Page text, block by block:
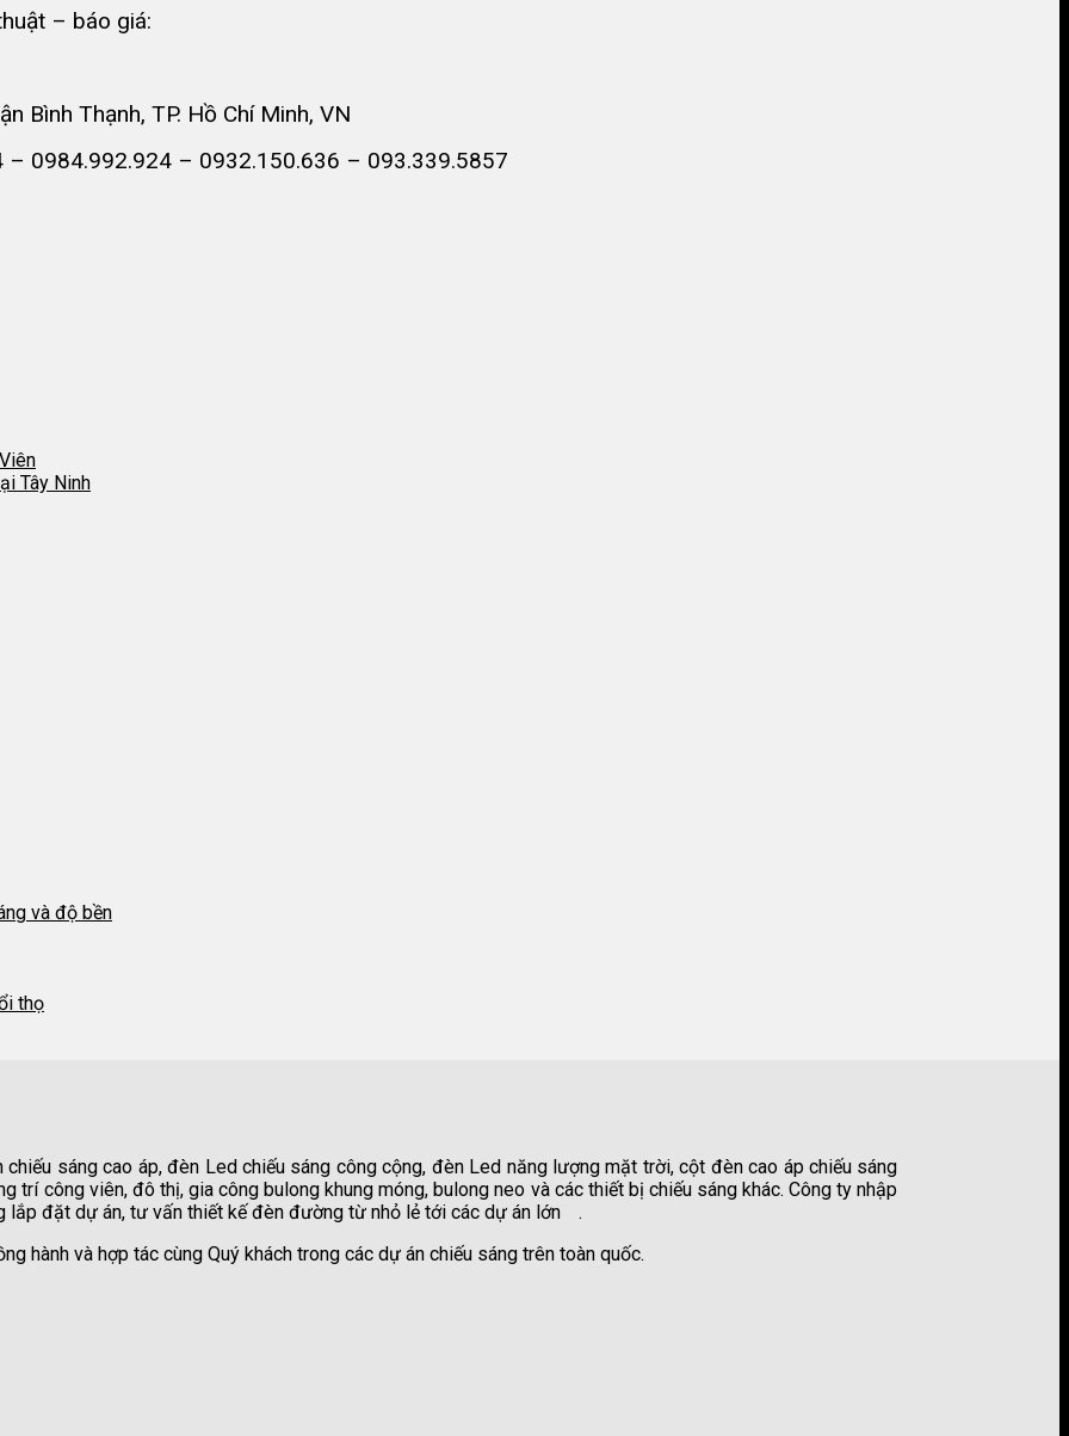
– báo giá:
Bình Thạnh, TP. Hồ Chí Minh, VN
0984.992.924 – 0932.150.636 – 093.339.5857
Tây Ninh
và độ bền
thọ
sáng cao áp, đèn Led chiếu sáng công cộng, đèn Led năng lượng mặt trời, cột đèn cao áp chiếu sáng
trí công viên, đô thị, gia công bulong khung móng, bulong neo và các thiết bị chiếu sáng khác. Công ty nhập
đặt dự án, tư vấn thiết kế đèn đường từ nhỏ lẻ tới các dự án lớn
.
hành và hợp tác cùng Quý khách trong các dự án chiếu sáng trên toàn quốc.